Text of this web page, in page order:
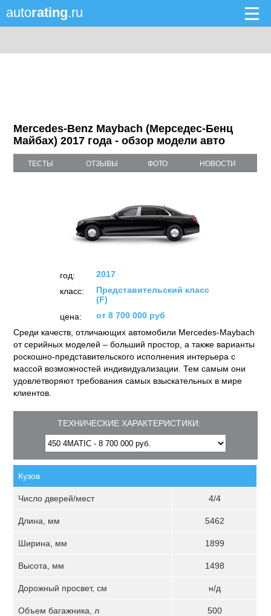
autorating.ru
Mercedes-Benz Maybach (Мерседес-Бенц
Майбах) 2017 года - обзор модели авто
ТЕСТЫ ОТЗЫВЫ ФОТО НОВОСТИ
год:
2017
класс:
Представительский класс
(F)
цена:
от 8 700 000 руб
Среди качеств, отличающих автомобили Mercedes-Maybach
от серийных моделей – больший простор, а также варианты
роскошно-представительского исполнения интерьера с
массой возможностей индивидуализации. Тем самым они
удовлетворяют требования самых взыскательных в мире
клиентов.
ТЕХНИЧЕСКИЕ ХАРАКТЕРИСТИКИ:
Кузов
Число дверей/мест 4/4
Длина, мм 5462
Ширина, мм 1899
Высота, мм 1498
Дорожный просвет, см н/д
Объем багажника, л 500